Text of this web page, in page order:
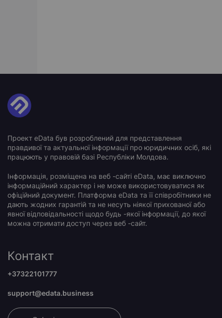
Проект eData був розроблений для представлення
правдивої та актуальної інформації про юридичних осіб, які
працюють у правовій базі Республіки Молдова.
Інформація, розміщена на веб -сайті eData, має виключно
інформаційний характер і не може використовуватися як
офіційний документ. Платформа eData та її співробітники не
дають жодних гарантій та не несуть ніякої прихованої або
явної відповідальності щодо будь -якої інформації, до якої
можна отримати доступ через веб -сайт.
Контакт
+37322101777
support@edata.business